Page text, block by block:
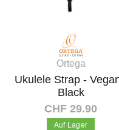
Ortega
Ukulele Strap -
Black
CHF 29.90
Auf Lager